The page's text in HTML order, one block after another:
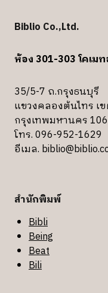
Biblio Co.,Ltd.
ห้อง 301-303 โคเม
35/5-7 ถ.กรุงธนบุรี
แขวงคลองต้นไทร เ
กรุงเทพมหานคร
โทร. 096-952-1629
อีเมล.
สำนักพิมพ์
Bibli
Being
Beat
Bili